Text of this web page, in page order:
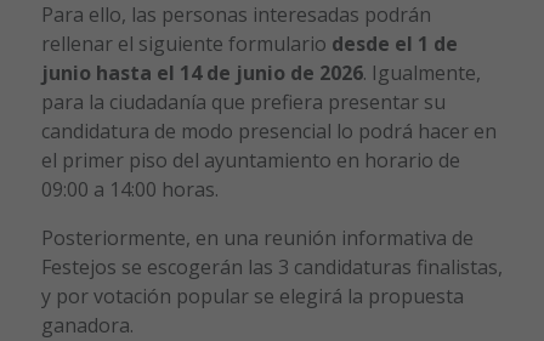
Para ello, las personas interesadas podrán
rellenar el siguiente formulario desde el 1 de
junio hasta el 14 de junio de 2026. Igualmente,
para la ciudadanía que prefiera presentar su
candidatura de modo presencial lo podrá hacer en
el primer piso del ayuntamiento en horario de
09:00 a 14:00 horas.
Posteriormente, en una reunión informativa de
Festejos se escogerán las 3 candidaturas finalistas,
y por votación popular se elegirá la propuesta
ganadora.